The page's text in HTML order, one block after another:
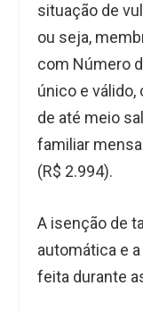
situação de
ou seja,
com Número
único e
de até meio
familiar
(R$ 2.994).
A isenção de
automática e
feita durante